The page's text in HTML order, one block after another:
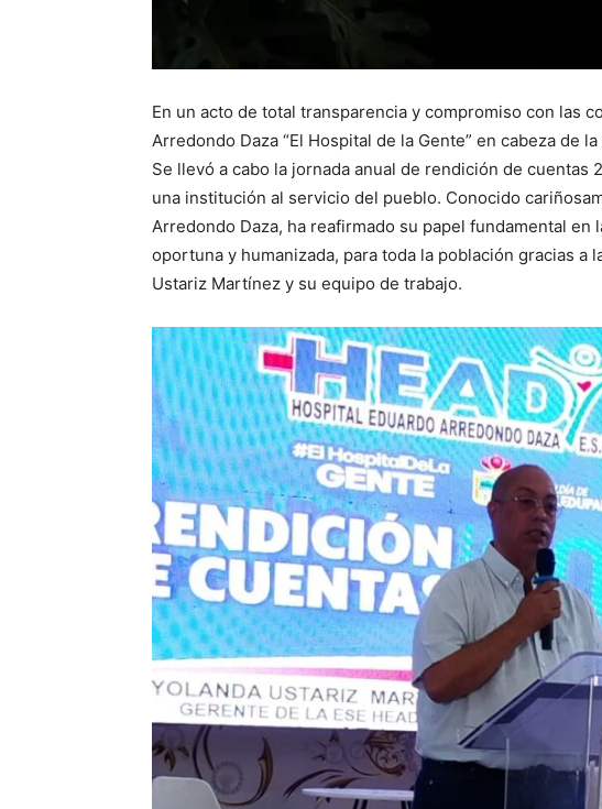
En un acto de total transparencia y compromiso con las
Arredondo Daza “El Hospital de la Gente” en cabeza de
Se llevó a cabo la jornada anual de rendición de cuentas
una institución al servicio del pueblo. Conocido
Arredondo Daza, ha reafirmado su papel fundamental
oportuna y humanizada, para toda la población gracias a
Ustariz Martínez y su equipo de trabajo.